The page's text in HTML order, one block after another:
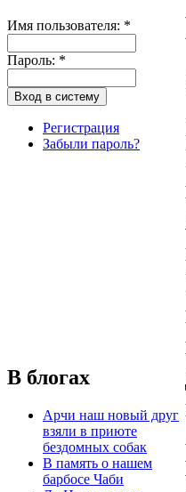
Имя пользователя: *
Пароль: *
Регистрация
Забыли пароль?
В блогах
Арчи наш новый друг
взяли в приюте
бездомных собак
В память о нашем
барбосе Чаби